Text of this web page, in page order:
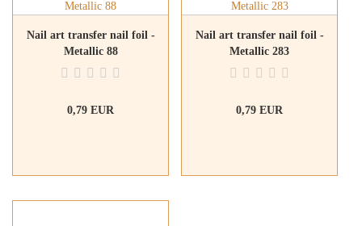
Nail art transfer nail foil -
Metallic 88
0,79 EUR
Nail art transfer nail foil -
Metallic 283
0,79 EUR